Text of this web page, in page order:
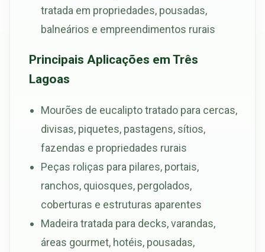
tratada em propriedades, pousadas,
balneários e empreendimentos rurais
Principais Aplicações em Três
Lagoas
Mourões de eucalipto tratado para cercas,
divisas, piquetes, pastagens, sítios,
fazendas e propriedades rurais
Peças roliças para pilares, portais,
ranchos, quiosques, pergolados,
coberturas e estruturas aparentes
Madeira tratada para decks, varandas,
áreas gourmet, hotéis, pousadas,